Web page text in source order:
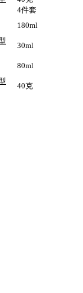
4件套
180ml
30ml
80ml
40克